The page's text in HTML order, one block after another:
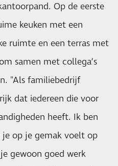
Op de eerste
keuken met een
ruimte en een terras met
samen met collega’s
"Als familiebedrijf
dat iedereen die voor
heeft. Ik ben
op je gemak voelt op
gewoon goed werk